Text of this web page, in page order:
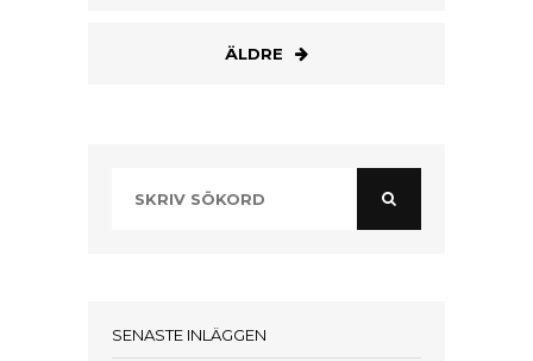
ÄLDRE
SENASTE INLÄGGEN